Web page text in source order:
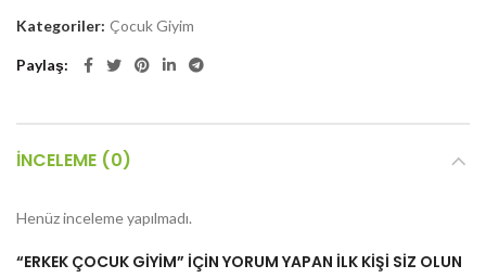
Kategoriler: Çocuk Giyim
Paylaş
İNCELEME (0)
Henüz inceleme yapılmadı.
“ERKEK ÇOCUK GIYIM” IÇIN YORUM YAPAN ILK KIŞI SIZ OLUN